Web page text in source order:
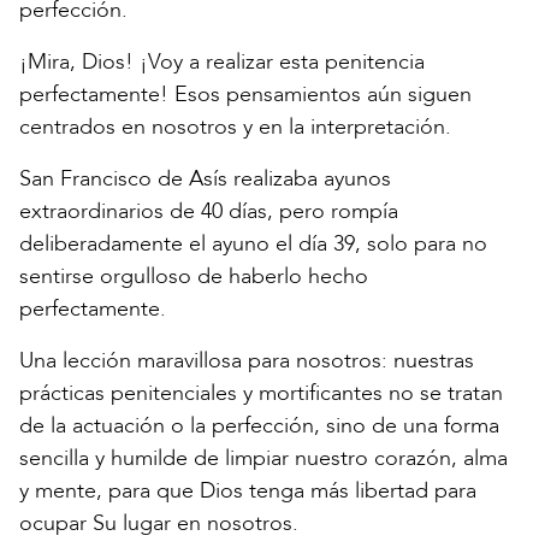
perfección.
¡Mira, Dios! ¡Voy a realizar esta penitencia
perfectamente! Esos pensamientos aún siguen
centrados en nosotros y en la interpretación.
San Francisco de Asís realizaba ayunos
extraordinarios de 40 días, pero rompía
deliberadamente el ayuno el día 39, solo para no
sentirse orgulloso de haberlo hecho
perfectamente.
Una lección maravillosa para nosotros: nuestras
prácticas penitenciales y mortificantes no se tratan
de la actuación o la perfección, sino de una forma
sencilla y humilde de limpiar nuestro corazón, alma
y mente, para que Dios tenga más libertad para
ocupar Su lugar en nosotros.